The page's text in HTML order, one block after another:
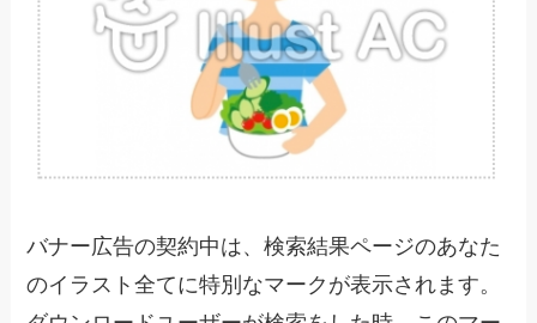
バナー広告の契約中は、検索結果ページのあなた
のイラスト全てに特別なマークが表示されます。